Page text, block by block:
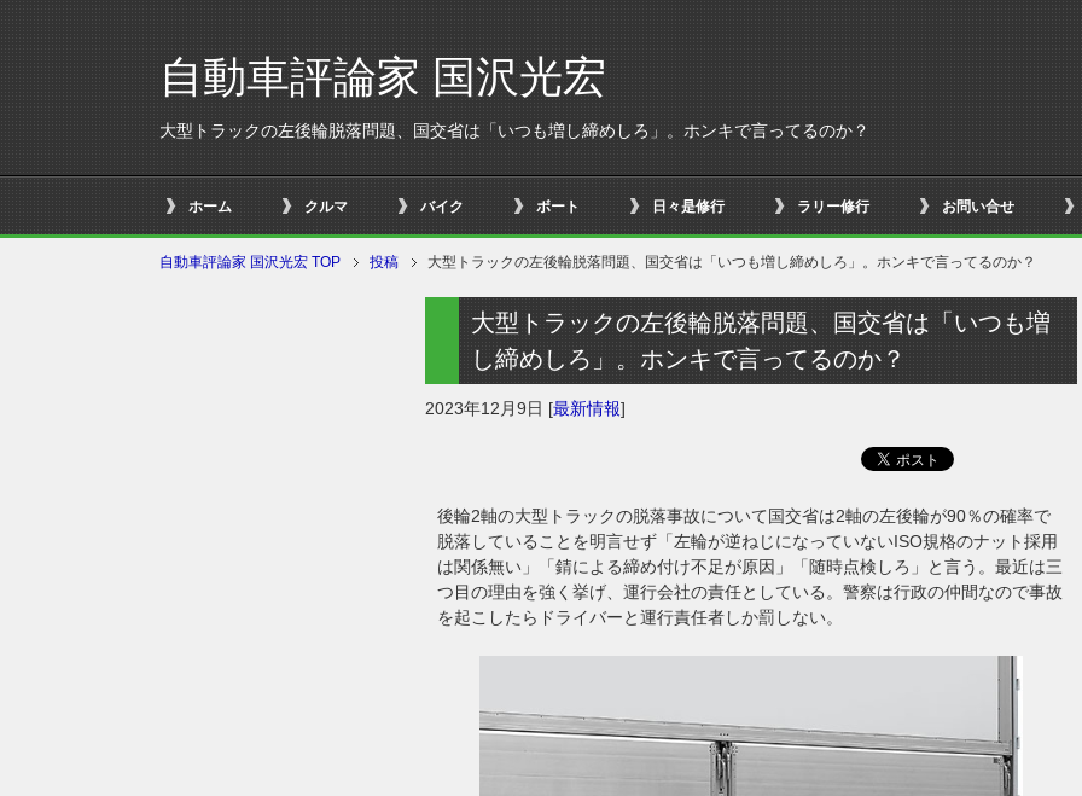
自動車評論家 国沢光宏
大型トラックの左後輪脱落問題、国交省は「いつも増し締めしろ」。ホンキで言ってるのか？
ホーム クルマ バイク ボート 日々是修行 ラリー修行 お問い合せ
自動車評論家 国沢光宏 TOP 投稿 大型トラックの左後輪脱落問題、国交省は「いつも増し締めしろ」。ホンキで言ってるのか？
大型トラックの左後輪脱落問題、国交省は「いつも増
し締めしろ」。ホンキで言ってるのか？
2023年12月9日 [最新情報]
後輪2軸の大型トラックの脱落事故について国交省は2軸の左後輪が90％の確率で
脱落していることを明言せず「左輪が逆ねじになっていないISO規格のナット採用
は関係無い」「錆による締め付け不足が原因」「随時点検しろ」と言う。最近は三
つ目の理由を強く挙げ、運行会社の責任としている。警察は行政の仲間なので事故
を起こしたらドライバーと運行責任者しか罰しない。